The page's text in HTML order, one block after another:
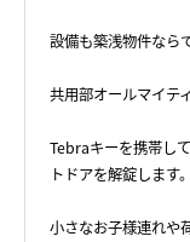
設備も築浅物件なら
共用部オールマイテ
Tebraキーを携帯し
トドアを解錠します。
小さなお子様連れや